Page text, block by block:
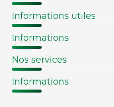
Informations utiles
Informations
Nos services
Informations